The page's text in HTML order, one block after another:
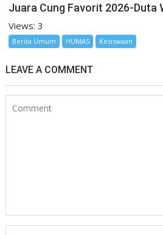
Juara Cung Favorit 2026-Duta
Views: 3
Berita Umum HUMAS Kesiswaan
LEAVE A COMMENT